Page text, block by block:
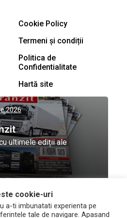
Cookie Policy
Termeni și condiții
Politica de
Confidentialitate
Hartă site
2026
ultimele ediții ale
Design by
and development byNeo
cookie-uri
a-ti imbunatati experienta pe
tale de navigare. Apasand